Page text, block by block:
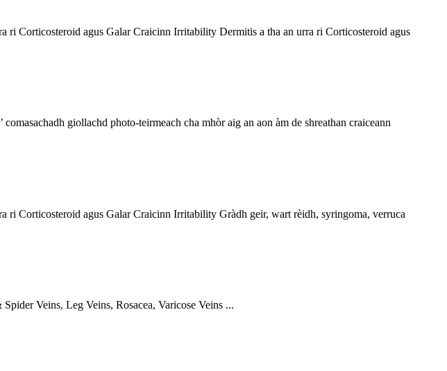
ri Corticosteroid agus Galar Craicinn Irritability Dermitis a tha an urra ri Corticosteroid agus
giollachd photo-teirmeach cha mhòr aig an aon àm de shreathan craiceann
ri Corticosteroid agus Galar Craicinn Irritability Gràdh geir, wart rèidh, syringoma, verruca
Veins, Leg Veins, Rosacea, Varicose Veins ...